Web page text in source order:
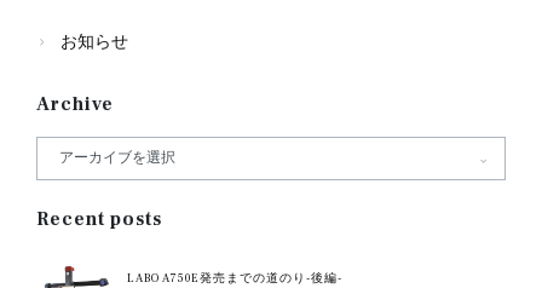
お知らせ
Archive
Recent posts
LABO A750E発売までの道のり-後編-